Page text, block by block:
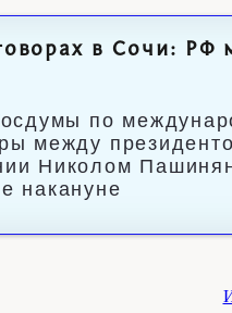
в Сочи: РФ
по
между
Николом
накануне